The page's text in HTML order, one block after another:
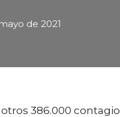
de 2021
386.000